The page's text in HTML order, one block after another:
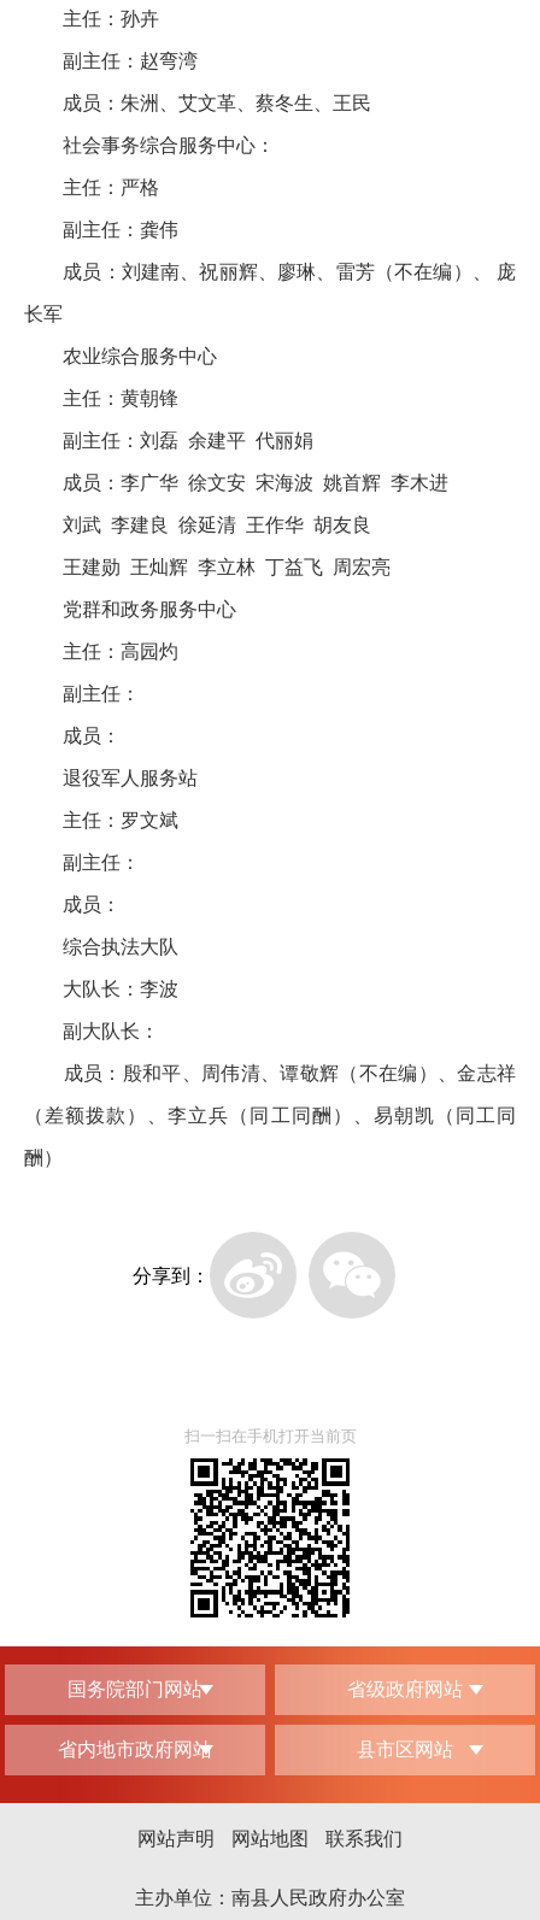
主任：孙卉
副主任：赵弯湾
成员：朱洲、艾文革、蔡冬生、王民
社会事务综合服务中心：
主任：严格
副主任：龚伟
成员：刘建南、祝丽辉、廖琳、雷芳（不在编）、 庞
长军
农业综合服务中心
主任：黄朝锋
副主任：刘磊 余建平 代丽娟
成员：李广华 徐文安 宋海波 姚首辉 李木进
刘武 李建良 徐延清 王作华 胡友良
王建勋 王灿辉 李立林 丁益飞 周宏亮
党群和政务服务中心
主任：高园灼
副主任：
成员：
退役军人服务站
主任：罗文斌
副主任：
成员：
综合执法大队
大队长：李波
副大队长：
成员：殷和平、周伟清、谭敬辉（不在编）、金志祥
（差额拨款）、李立兵（同工同酬）、易朝凯（同工同
酬）
分享到：
扫一扫在手机打开当前页
国务院部门网站 省级政府网站
省内地市政府网站 县市区网站
网站声明 网站地图 联系我们
主办单位：南县人民政府办公室